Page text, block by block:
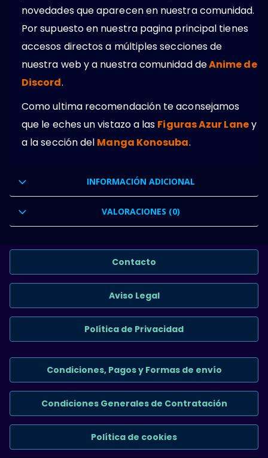
novedades que aparecen en nuestra comunidad.
Por supuesto en nuestra pagina principal tienes
accesos directos a múltiples secciones de
nuestra web y a nuestra comunidad deAnime de
Discord.
Como ultima recomendación te aconsejamos
que le eches un vistazo a las Figuras Azur Laney
a la sección del Manga Konosuba.
INFORMACIÓN ADICIONAL
VALORACIONES (0)
Contacto
Aviso Legal
Política de Privacidad
Condiciones, Pagos y Formas de envío
Condiciones Generales de Contratación
Política de cookies